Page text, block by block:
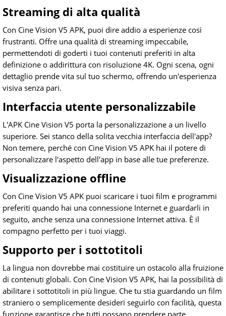
Streaming di alta qualità
Con Cine Vision V5 APK, puoi dire addio a esperienze così
frustranti. Offre una qualità di streaming impeccabile,
permettendoti di goderti i tuoi contenuti preferiti in alta
definizione o addirittura con risoluzione 4K. Ogni scena, ogni
dettaglio prende vita sul tuo schermo, offrendo un'esperienza
visiva senza pari.
Interfaccia utente personalizzabile
L'APK Cine Vision V5 porta la personalizzazione a un livello
superiore. Sei stanco della solita vecchia interfaccia dell'app?
Non temere, perché con Cine Vision V5 APK hai il potere di
personalizzare l'aspetto dell'app in base alle tue preferenze.
Visualizzazione offline
Con Cine Vision V5 APK puoi scaricare i tuoi film e programmi
preferiti quando hai una connessione Internet e guardarli in
seguito, anche senza una connessione Internet attiva. È il
compagno perfetto per i tuoi viaggi.
Supporto per i sottotitoli
La lingua non dovrebbe mai costituire un ostacolo alla fruizione
di contenuti globali. Con Cine Vision V5 APK, hai la possibilità di
abilitare i sottotitoli in più lingue. Che tu stia guardando un film
straniero o semplicemente desideri seguirlo con facilità, questa